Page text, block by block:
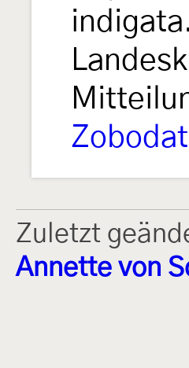
Zuletzt
Annette von